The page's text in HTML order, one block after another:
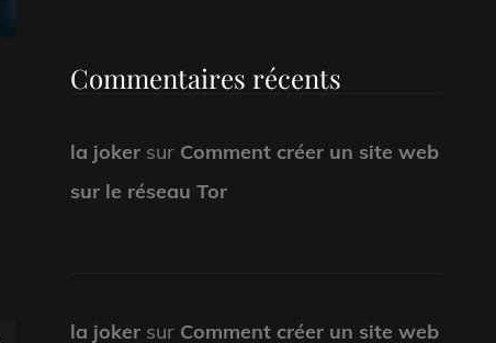
Commentaires récents
la jokersur Comment créer un site web
sur le réseau Tor
la jokersur Comment créer un site web